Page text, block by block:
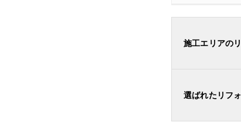
施工エリアの
選ばれたリフ